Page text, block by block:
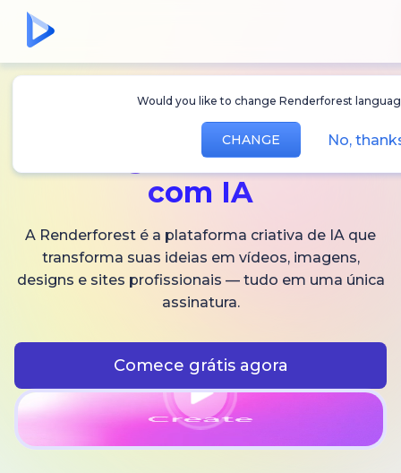
Would you like to change Renderforest
CHANGE No,
vídeos,
e áudios
com IA
A Renderforest é a plataforma criativa de IA que
transforma suas ideias em vídeos, imagens,
designs e sites profissionais — tudo em uma única
assinatura.
Comece grátis agora